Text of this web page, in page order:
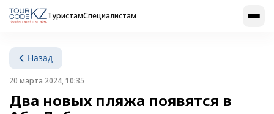
ТуристамСпециалистам
Назад
20 марта 2024, 10:35
Два новых пляжа появятся в